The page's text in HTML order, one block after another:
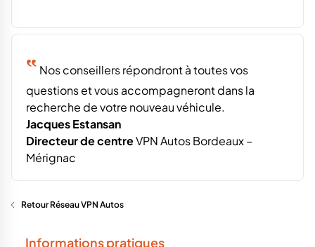
‟ Nos conseillers répondront à toutes vos
questions et vous accompagneront dans la
recherche de votre nouveau véhicule.
Jacques Estansan
Directeur de centreVPN Autos Bordeaux –
Mérignac
Retour Réseau VPN Autos
Informations pratiques